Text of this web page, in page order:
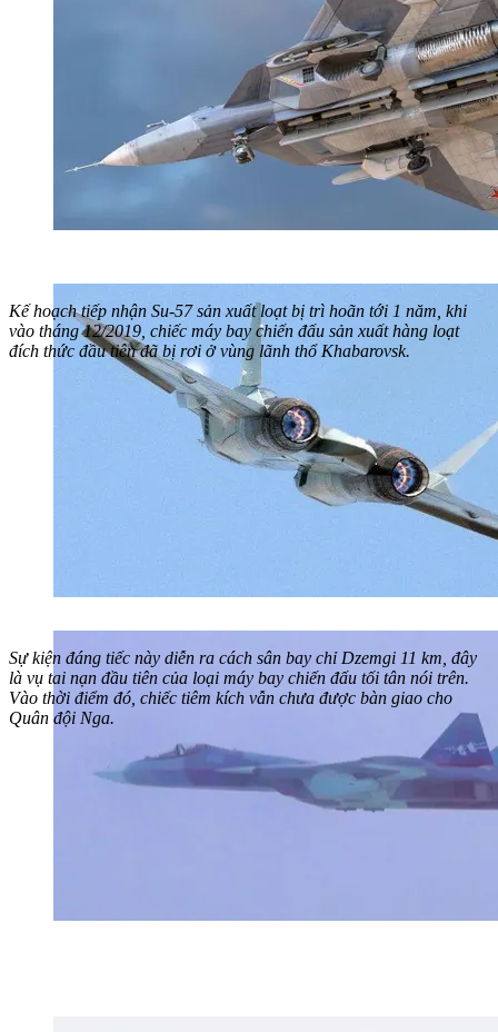
Kế hoạch tiếp nhận Su-57 sản xuất loạt bị trì hoãn tới 1 năm, khi
vào tháng 12/2019, chiếc máy bay chiến đấu sản xuất hàng loạt
đích thức đầu tiên đã bị rơi ở vùng lãnh thổ Khabarovsk.
Sự kiện đáng tiếc này diễn ra cách sân bay chỉ Dzemgi 11 km, đây
là vụ tai nạn đầu tiên của loại máy bay chiến đấu tối tân nói trên.
Vào thời điểm đó, chiếc tiêm kích vẫn chưa được bàn giao cho
Quân đội Nga.